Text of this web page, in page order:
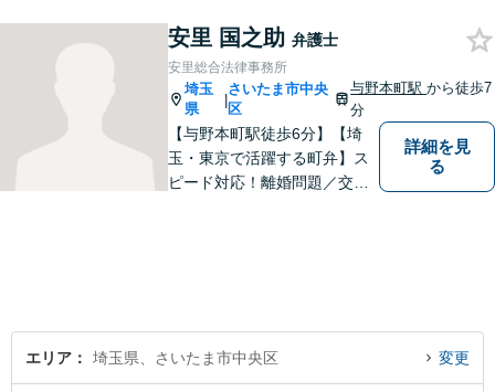
速かつ丁寧な対応を心がけて
おりますので、お気軽にご相
談ください。【弁護士歴10年
以上】【初回相談30分無料】
安里 国之助 弁護士
安里総合法律事務所
埼玉
県
|
さいたま市中央
区
与野本町駅から徒歩7
分
【与野本町駅徒歩6分】【埼
玉・東京で活躍する町弁】ス
ピード対応！離婚問題／交通
【土日祝・夜間対応◎】
詳細を見
る
エリア 埼玉県、さいたま市中央区 変更